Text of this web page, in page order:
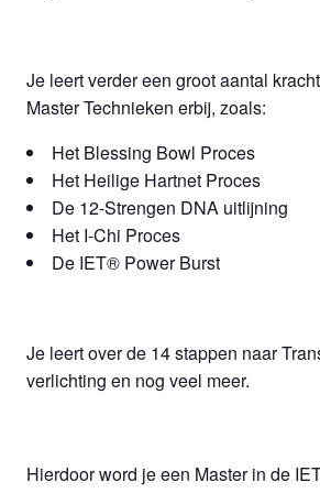
Je leert verder een groot aantal
Master Technieken erbij, zoals:
Het Blessing Bowl Proces
Het Heilige Hartnet Proces
De 12-Strengen DNA uitlijning
Het I-Chi Proces
De IET® Power Burst
Je leert over de 14 stappen naar
verlichting en nog veel meer.
Hierdoor word je een Master in de